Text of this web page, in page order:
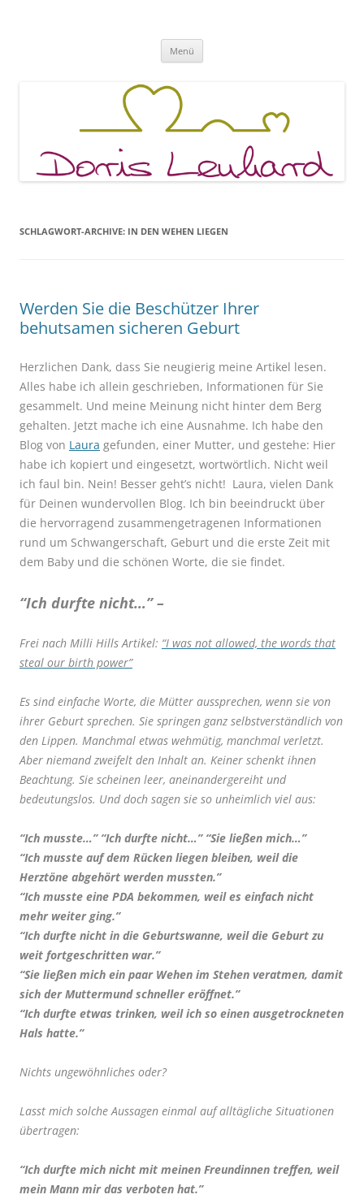
Menü
SCHLAGWORT-ARCHIVE: IN DEN WEHEN LIEGEN
Werden Sie die Beschützer Ihrer
behutsamen sicheren Geburt
Herzlichen Dank, dass Sie neugierig meine Artikel lesen.
Alles habe ich allein geschrieben, Informationen für Sie
gesammelt. Und meine Meinung nicht hinter dem Berg
gehalten. Jetzt mache ich eine Ausnahme. Ich habe den
Blog von Laura gefunden, einer Mutter, und gestehe: Hier
habe ich kopiert und eingesetzt, wortwörtlich. Nicht weil
ich faul bin. Nein! Besser geht’s nicht! Laura, vielen Dank
für Deinen wundervollen Blog. Ich bin beeindruckt über
die hervorragend zusammengetragenen Informationen
rund um Schwangerschaft, Geburt und die erste Zeit mit
dem Baby und die schönen Worte, die sie findet.
“Ich durfte nicht…” –
Frei nach Milli Hills Artikel: “I was not allowed, the words that
steal our birth power”
Es sind einfache Worte, die Mütter aussprechen, wenn sie von
ihrer Geburt sprechen. Sie springen ganz selbstverständlich von
den Lippen. Manchmal etwas wehmütig, manchmal verletzt.
Aber niemand zweifelt den Inhalt an. Keiner schenkt ihnen
Beachtung. Sie scheinen leer, aneinandergereiht und
bedeutungslos. Und doch sagen sie so unheimlich viel aus:
“Ich musste…” “Ich durfte nicht…” “Sie ließen mich…”
“Ich musste auf dem Rücken liegen bleiben, weil die
Herztöne abgehört werden mussten.”
“Ich musste eine PDA bekommen, weil es einfach nicht
mehr weiter ging.”
“Ich durfte nicht in die Geburtswanne, weil die Geburt zu
weit fortgeschritten war.”
“Sie ließen mich ein paar Wehen im Stehen veratmen, damit
sich der Muttermund schneller eröffnet.”
“Ich durfte etwas trinken, weil ich so einen ausgetrockneten
Hals hatte.”
Nichts ungewöhnliches oder?
Lasst mich solche Aussagen einmal auf alltägliche Situationen
übertragen:
“Ich durfte mich nicht mit meinen Freundinnen treffen, weil
mein Mann mir das verboten hat.”